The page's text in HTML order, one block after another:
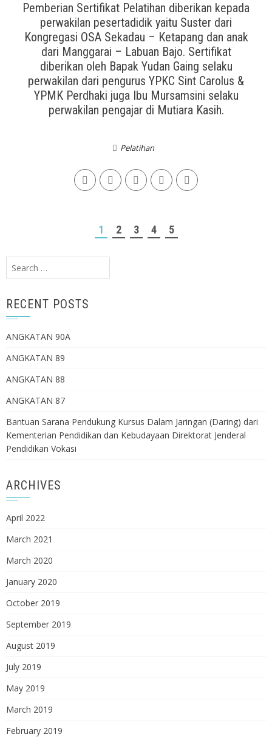
Pemberian Sertifikat Pelatihan diberikan kepada
perwakilan pesertadidik yaitu Suster dari
Kongregasi OSA Sekadau – Ketapang dan anak
dari Manggarai – Labuan Bajo. Sertifikat
diberikan oleh Bapak Yudan Gaing selaku
perwakilan dari pengurus YPKC Sint Carolus &
YPMK Perdhaki juga Ibu Mursamsini selaku
perwakilan pengajar di Mutiara Kasih.
Pelatihan
1 2 3 4 5
Search
for:
RECENT POSTS
ANGKATAN 90A
ANGKATAN 89
ANGKATAN 88
ANGKATAN 87
Bantuan Sarana Pendukung Kursus Dalam Jaringan (Daring) dari
Kementerian Pendidikan dan Kebudayaan Direktorat Jenderal
Pendidikan Vokasi
ARCHIVES
April 2022
March 2021
March 2020
January 2020
October 2019
September 2019
August 2019
July 2019
May 2019
March 2019
February 2019